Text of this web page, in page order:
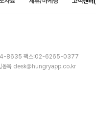
284-8635 팩스:02-6265-0377
욱 desk@hungryapp.co.kr